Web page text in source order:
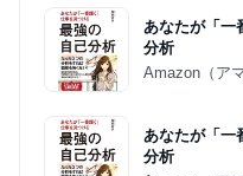
あなたが「一
分析
Amazon（ア
あなたが「一
分析